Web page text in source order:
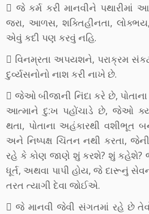
 જે કર્મ કરી માનવીને પથારીમાં
જરા, આળસ, શક્તિહીનતા,
એવું કદી પણ કરવું નહિ.
 વિનમ્રતા અપયશને, પરાક્રમ
દુર્વ્યસનોનો નાશ કરી નાખે છે.
 જેઓ બીજાની નિંદા કરે છે,
આત્માને દુ:ખ પહોંચાડે છે, જેઓ
થતા, પોતાના અહંકારથી વશીભૂત
અને નિષ્પક્ષ ચિંતન નથી કરતા,
રહે કે કોણ જાણે શું કરશે? શું કહેશે? જે
ધૂર્ત, અથવા પાપી હોય, જે દારૂનું
તરત ત્યાગી દેવા જોઈએ.
 જે માનવી જેવી સંગતમાં રહે છે